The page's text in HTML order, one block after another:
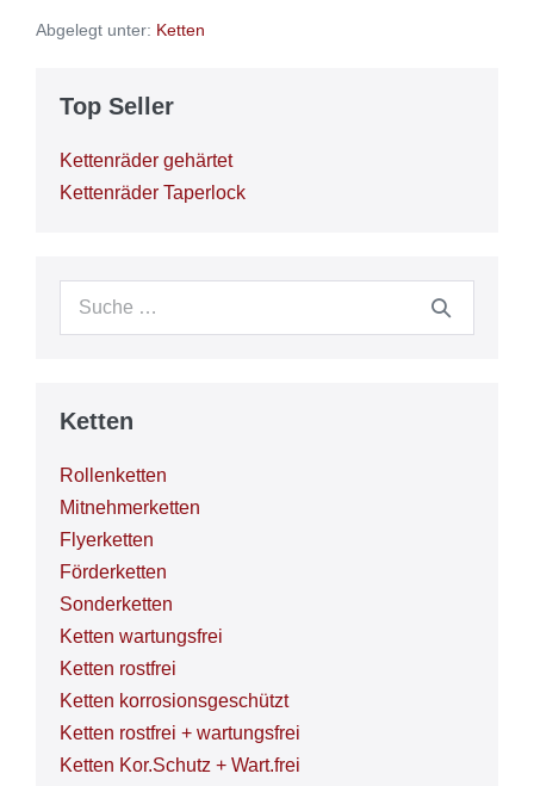
Abgelegt unter: Ketten
Top Seller
Kettenräder gehärtet
Kettenräder Taperlock
Suche
Ketten
Rollenketten
Mitnehmerketten
Flyerketten
Förderketten
Sonderketten
Ketten wartungsfrei
Ketten rostfrei
Ketten korrosionsgeschützt
Ketten rostfrei + wartungsfrei
Ketten Kor.Schutz + Wart.frei